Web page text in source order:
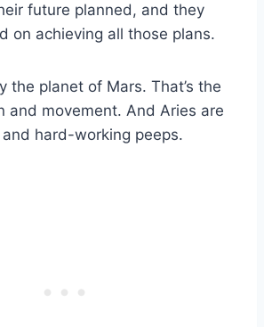
future planned, and they
on achieving all those plans.
the planet of Mars. That’s the
and movement. And Aries are
hard-working peeps.